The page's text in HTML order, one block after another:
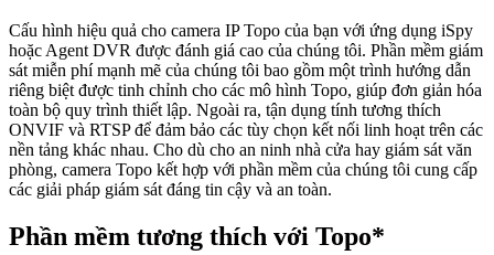
Cấu hình hiệu quả cho camera IP Topo của bạn với ứng dụng iSpy
hoặc Agent DVR được đánh giá cao của chúng tôi. Phần mềm giám
sát miễn phí mạnh mẽ của chúng tôi bao gồm một trình hướng dẫn
riêng biệt được tinh chỉnh cho các mô hình Topo, giúp đơn giản hóa
toàn bộ quy trình thiết lập. Ngoài ra, tận dụng tính tương thích
ONVIF và RTSP để đảm bảo các tùy chọn kết nối linh hoạt trên các
nền tảng khác nhau. Cho dù cho an ninh nhà cửa hay giám sát văn
phòng, camera Topo kết hợp với phần mềm của chúng tôi cung cấp
các giải pháp giám sát đáng tin cậy và an toàn.
Phần mềm tương thích với Topo*